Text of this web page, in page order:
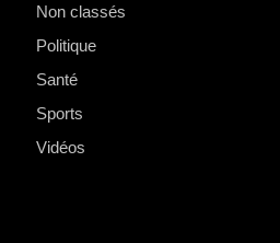
Non classés
Politique
Santé
Sports
Vidéos